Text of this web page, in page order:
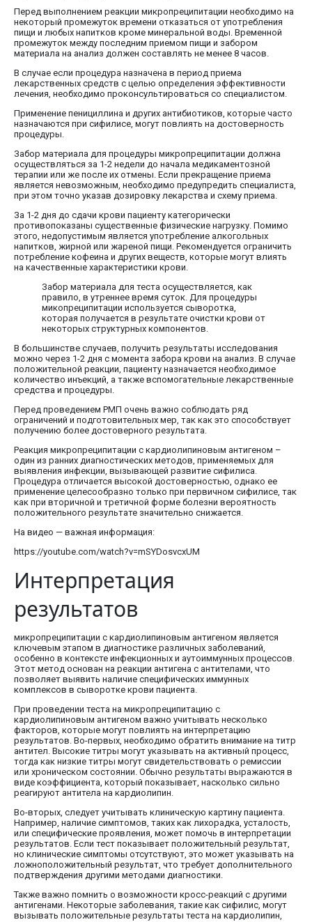
Перед выполнением реакции микропреципитации необходимо на
некоторый промежуток времени отказаться от употребления
пищи и любых напитков кроме минеральной воды. Временной
промежуток между последним приемом пищи и забором
материала на анализ должен составлять не менее 8 часов.
В случае если процедура назначена в период приема
лекарственных средств с целью определения эффективности
лечения, необходимо проконсультироваться со специалистом.
Применение пенициллина и других антибиотиков, которые часто
назначаются при сифилисе, могут повлиять на достоверность
процедуры.
Забор материала для процедуры микропреципитации должна
осуществляться за 1-2 недели до начала медикаментозной
терапии или же после их отмены. Если прекращение приема
является невозможным, необходимо предупредить специалиста,
при этом точно указав дозировку лекарства и схему приема.
За 1-2 дня до сдачи крови пациенту категорически
противопоказаны существенные физические нагрузку. Помимо
этого, недопустимым является употребление алкогольных
напитков, жирной или жареной пищи. Рекомендуется ограничить
потребление кофеина и других веществ, которые могут влиять
на качественные характеристики крови.
Забор материала для теста осуществляется, как
правило, в утреннее время суток. Для процедуры
микопреципитации используется сыворотка,
которая получается в результате очистки крови от
некоторых структурных компонентов.
В большинстве случаев, получить результаты исследования
можно через 1-2 дня с момента забора крови на анализ. В случае
положительной реакции, пациенту назначается необходимое
количество инъекций, а также вспомогательные лекарственные
средства и процедуры.
Перед проведением РМП очень важно соблюдать ряд
ограничений и подготовительных мер, так как это способствует
получению более достоверного результата.
Реакция микропреципитации с кардиолипиновым антигеном –
один из ранних диагностических методов, применяемых для
выявления инфекции, вызывающей развитие сифилиса.
Процедура отличается высокой достоверностью, однако ее
применение целесообразно только при первичном сифилисе, так
как при вторичной и третичной форме болезни вероятность
положительного результате значительно снижается.
На видео — важная информация:
https://youtube.com/watch?v=mSYDosvcxUM
Интерпретация
результатов
микропреципитации с кардиолипиновым антигеном является
ключевым этапом в диагностике различных заболеваний,
особенно в контексте инфекционных и аутоиммунных процессов.
Этот метод основан на реакции антигена с антителами, что
позволяет выявить наличие специфических иммунных
комплексов в сыворотке крови пациента.
При проведении теста на микропреципитацию с
кардиолипиновым антигеном важно учитывать несколько
факторов, которые могут повлиять на интерпретацию
результатов. Во-первых, необходимо обратить внимание на титр
антител. Высокие титры могут указывать на активный процесс,
тогда как низкие титры могут свидетельствовать о ремиссии
или хроническом состоянии. Обычно результаты выражаются в
виде коэффициента, который показывает, насколько сильно
реагируют антитела на кардиолипин.
Во-вторых, следует учитывать клиническую картину пациента.
Например, наличие симптомов, таких как лихорадка, усталость,
или специфические проявления, может помочь в интерпретации
результатов. Если тест показывает положительный результат,
но клинические симптомы отсутствуют, это может указывать на
ложноположительный результат, что требует дополнительного
подтверждения другими методами диагностики.
Также важно помнить о возможности кросс-реакций с другими
антигенами. Некоторые заболевания, такие как сифилис, могут
вызывать положительные результаты теста на кардиолипин,